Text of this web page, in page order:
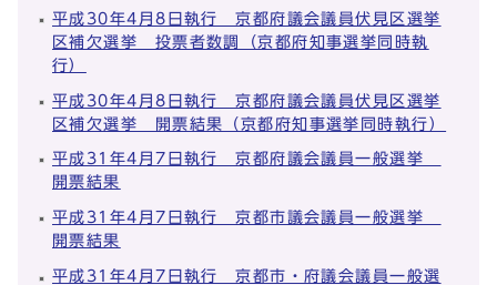
平成30年4月8日執行 京都府議会議員伏見区選挙
区補欠選挙 投票者数調（京都府知事選挙同時執
行）
平成30年4月8日執行 京都府議会議員伏見区選挙
区補欠選挙 開票結果（京都府知事選挙同時執行）
平成31年4月7日執行 京都府議会議員一般選挙
開票結果
平成31年4月7日執行 京都市議会議員一般選挙
開票結果
平成31年4月7日執行 京都市・府議会議員一般選